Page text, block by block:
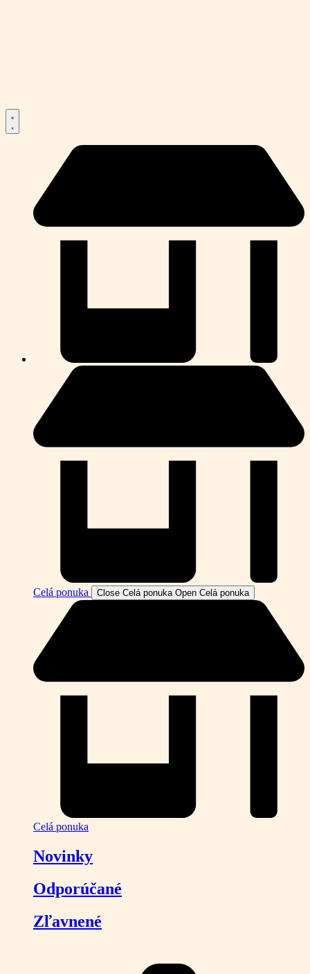
Celá ponuka Close Celá ponuka Open Celá ponuka
Celá ponuka
Novinky
Odporúčané
Zľavnené